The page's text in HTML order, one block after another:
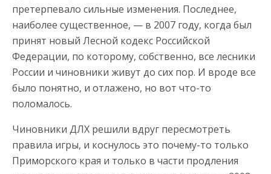
претерпевало сильные изменения. Последнее,
наиболее существенное, — в 2007 году, когда был
принят новый Лесной кодекс Российской
Федерации, по которому, собственно, все лесники
России и чиновники живут до сих пор. И вроде все
было понятно, и отлажено, но вот что-то
поломалось.
Чиновники ДЛХ решили вдруг пересмотреть
правила игры, и коснулось это почему-то только
Приморского края и только в части продления